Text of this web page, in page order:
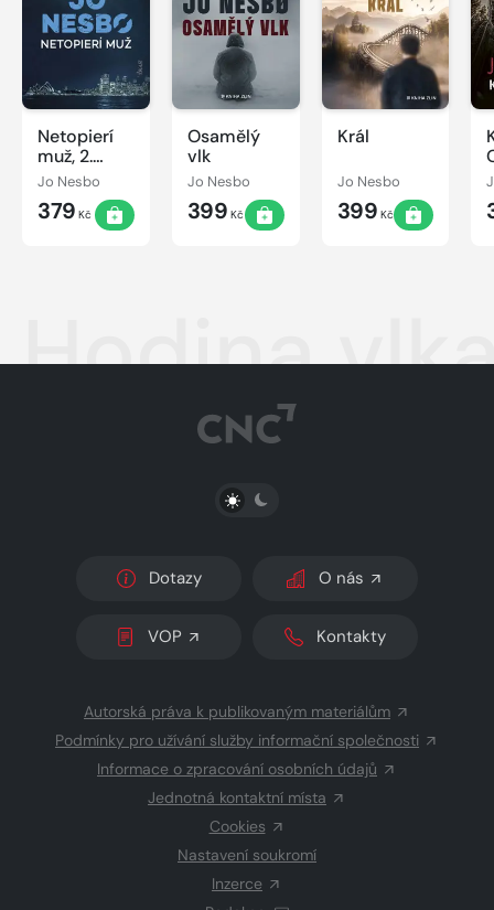
Netopierí
muž, 2.
vydanie
Jo Nesbo
379 Kč
Osamělý
vlk
Jo Nesbo
399 Kč
Král
Jo Nesbo
399 Kč
Hodina
PŘEPNOUT SVĚTLÝ/TMAVÝ REŽIM
Dotazy O nás
VOP Kontakty
Autorská práva k publikovaným materiálům
Podmínky pro užívání služby informační společnosti
Informace o zpracování osobních údajů
Jednotná kontaktní místa
Cookies
Nastavení soukromí
Inzerce